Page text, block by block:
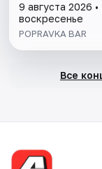
9 августа 2026 •
воскресенье
POPRAVKA BAR
Все